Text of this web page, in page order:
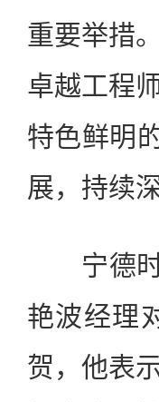
重要举措
卓越工程
特色鲜明
展，持续
宁德时
艳波经理
贺，他表